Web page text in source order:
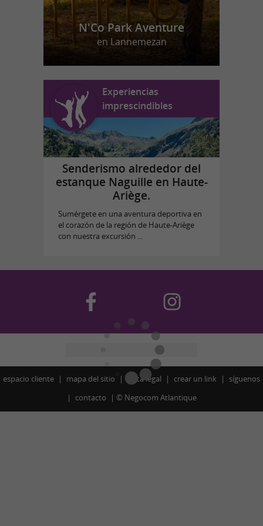
N'Co Park Aventure
en Lannemezan
Experiencias
imprescindibles
Senderismo alrededor del
estanque Naguille en Haute-
Ariège.
Sumérgete en una aventura deportiva en
el corazón de la región de Haute-Ariège
con nuestra excursión ...
espacio cliente mapa del sitio nota legal crear un link
síguenos
contacto
© Negocom Atlantique